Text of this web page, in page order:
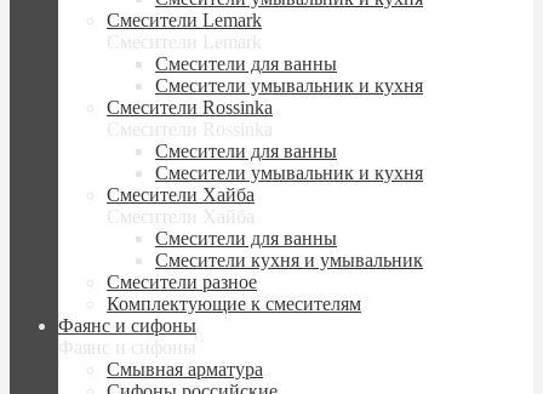
Смесители Lemark
Смесители Lemark
Смесители для ванны
Смесители умывальник и кухня
Смесители Rossinka
Смесители Rossinka
Смесители для ванны
Смесители умывальник и кухня
Смесители Хайба
Смесители Хайба
Смесители для ванны
Смесители кухня и умывальник
Смесители разное
Комплектующие к смесителям
Фаянс и сифоны
Фаянс и сифоны
Смывная арматура